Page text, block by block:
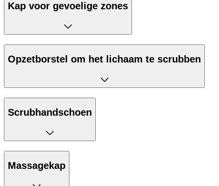
Kap voor gevoelige zones
Opzetborstel om het lichaam te scrubben
Scrubhandschoen
Massagekap